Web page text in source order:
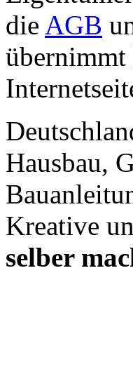
die AGB
Hausbau,
Kreative
selber